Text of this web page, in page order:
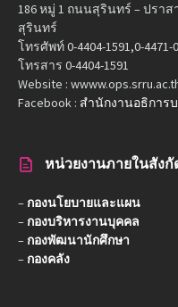
186 หมู่ 1 ถนนสุรินทร์ – ปราส
สุรินทร์
โทรศัพท์ 0-4404-1591,0-4471-
โทรสาร 0-4404-1591
Website :
Facebook : สำนักงานอธิการ
หน่วยงานภายในสัง
– กองนโยบายและแผน
– กองบริหารงานบุคคล
– กองพัฒนานักศึกษา
– กองคลัง